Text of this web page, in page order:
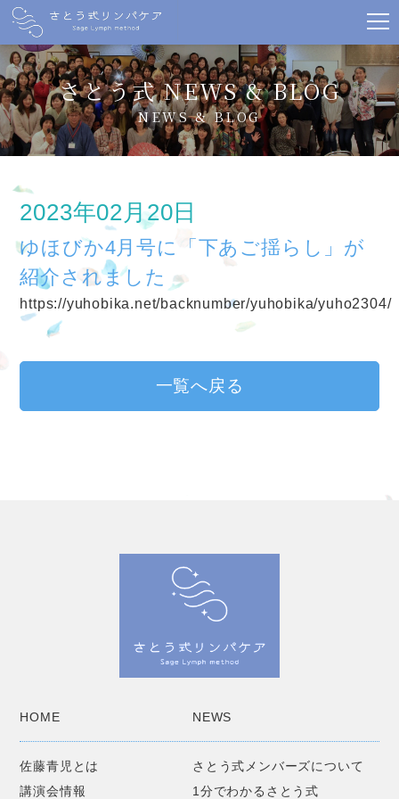
さとう式 NEWS & BLOG
NEWS & BLOG
2023年02月20日
ゆほびか4月号に「下あご揺らし」が
紹介されました
https://yuhobika.net/backnumber/yuhobika/yuho2304/
一覧へ戻る
HOME NEWS
佐藤青児とは
さとう式メンバーズについて
講演会情報
1分でわかるさとう式